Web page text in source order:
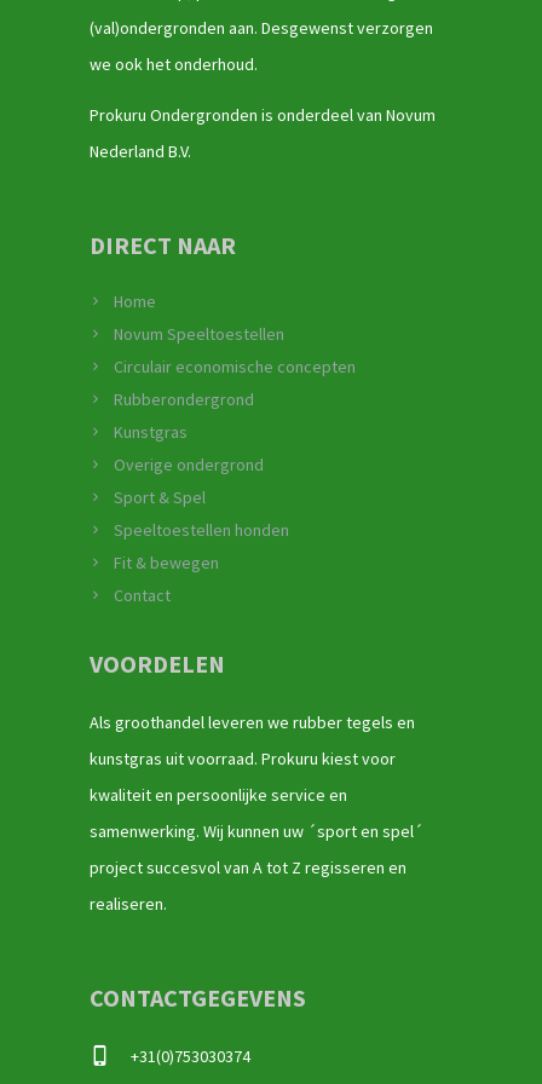
(val)ondergronden aan. Desgewenst verzorgen
we ook het onderhoud.
Prokuru Ondergronden is onderdeel van Novum
Nederland B.V.
DIRECT NAAR
Home
Novum Speeltoestellen
Circulair economische concepten
Rubberondergrond
Kunstgras
Overige ondergrond
Sport & Spel
Speeltoestellen honden
Fit & bewegen
Contact
VOORDELEN
Als groothandel leveren we rubber tegels en
kunstgras uit voorraad. Prokuru kiest voor
kwaliteit en persoonlijke service en
samenwerking. Wij kunnen uw ´sport en spel´
project succesvol van A tot Z regisseren en
realiseren.
CONTACTGEGEVENS
+31(0)753030374